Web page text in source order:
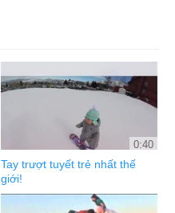
0:40
Tay trượt tuyết trẻ nhất thế
giới!